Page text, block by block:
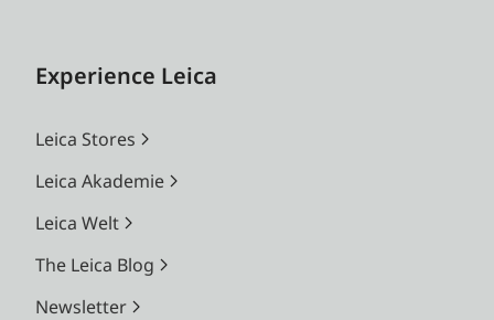
Experience Leica
Leica Stores
Leica Akademie
Leica Welt
The Leica Blog
Newsletter